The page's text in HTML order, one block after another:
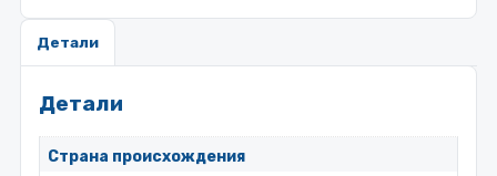
Детали
Детали
Страна происхождения